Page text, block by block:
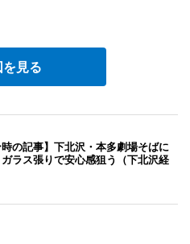
見る
時の記事】下北沢・本多劇場そばに
ラス張りで安心感狙う（下北沢経